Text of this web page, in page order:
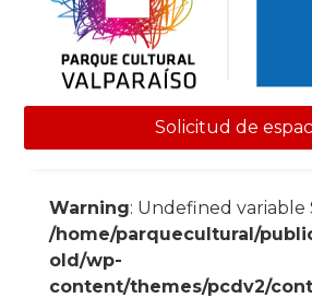
Solicitud de
Warning: Undefined variable
/home/parquecultural/
old/wp-
content/themes/pcdv2/